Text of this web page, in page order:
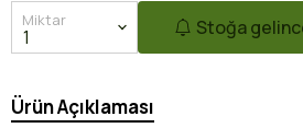
Miktar Stoğa
Ürün Açıklaması